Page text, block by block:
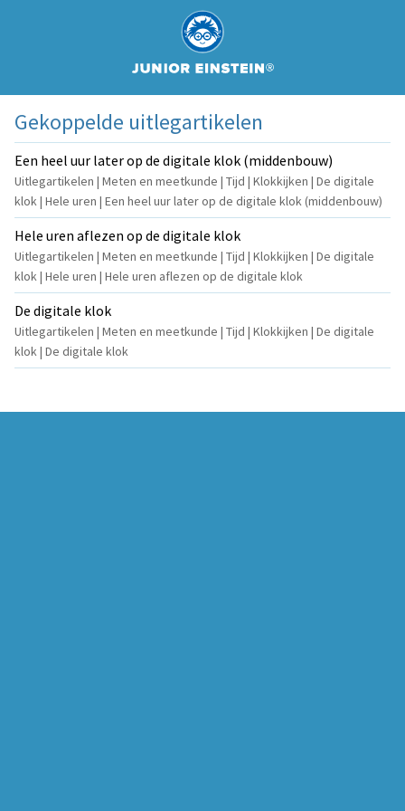
Gekoppelde uitlegartikelen
Een heel uur later op de digitale klok (middenbouw)
Uitlegartikelen | Meten en meetkunde | Tijd | Klokkijken | De digitale
klok | Hele uren | Een heel uur later op de digitale klok (middenbouw)
Hele uren aflezen op de digitale klok
Uitlegartikelen | Meten en meetkunde | Tijd | Klokkijken | De digitale
klok | Hele uren | Hele uren aflezen op de digitale klok
De digitale klok
Uitlegartikelen | Meten en meetkunde | Tijd | Klokkijken | De digitale
klok | De digitale klok